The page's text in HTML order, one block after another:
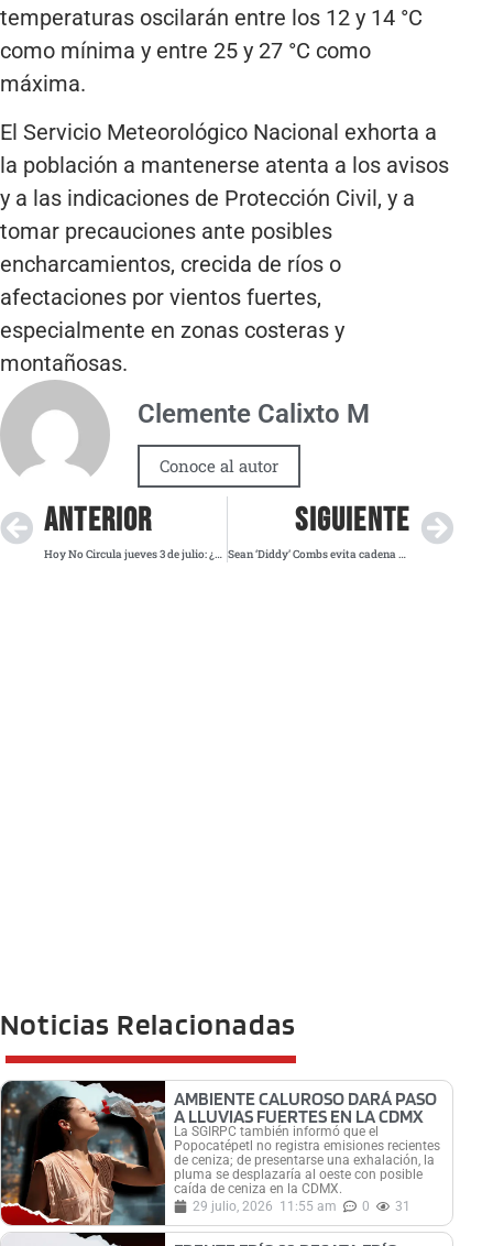
temperaturas oscilarán entre los 12 y 14 °C
como mínima y entre 25 y 27 °C como
máxima.
El Servicio Meteorológico Nacional exhorta a
la población a mantenerse atenta a los avisos
y a las indicaciones de Protección Civil, y a
tomar precauciones ante posibles
encharcamientos, crecida de ríos o
afectaciones por vientos fuertes,
especialmente en zonas costeras y
montañosas.
Clemente Calixto M
Conoce al autor
ANTERIOR
Hoy No Circula jueves 3 de julio: ¿Qué autos no circulan en CDMX y Edomex?
SIGUIENTE
Sean ‘Diddy’ Combs evita cadena perpetua tras veredicto federal en Nueva York
Noticias Relacionadas
AMBIENTE CALUROSO DARÁ PASO
A LLUVIAS FUERTES EN LA CDMX
La SGIRPC también informó que el
Popocatépetl no registra emisiones recientes
de ceniza; de presentarse una exhalación, la
pluma se desplazaría al oeste con posible
caída de ceniza en la CDMX.
29 julio, 2026 11:55 am 0 31